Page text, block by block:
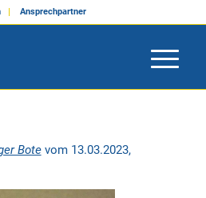
Ansprechpartner
Botevom 13.03.2023,